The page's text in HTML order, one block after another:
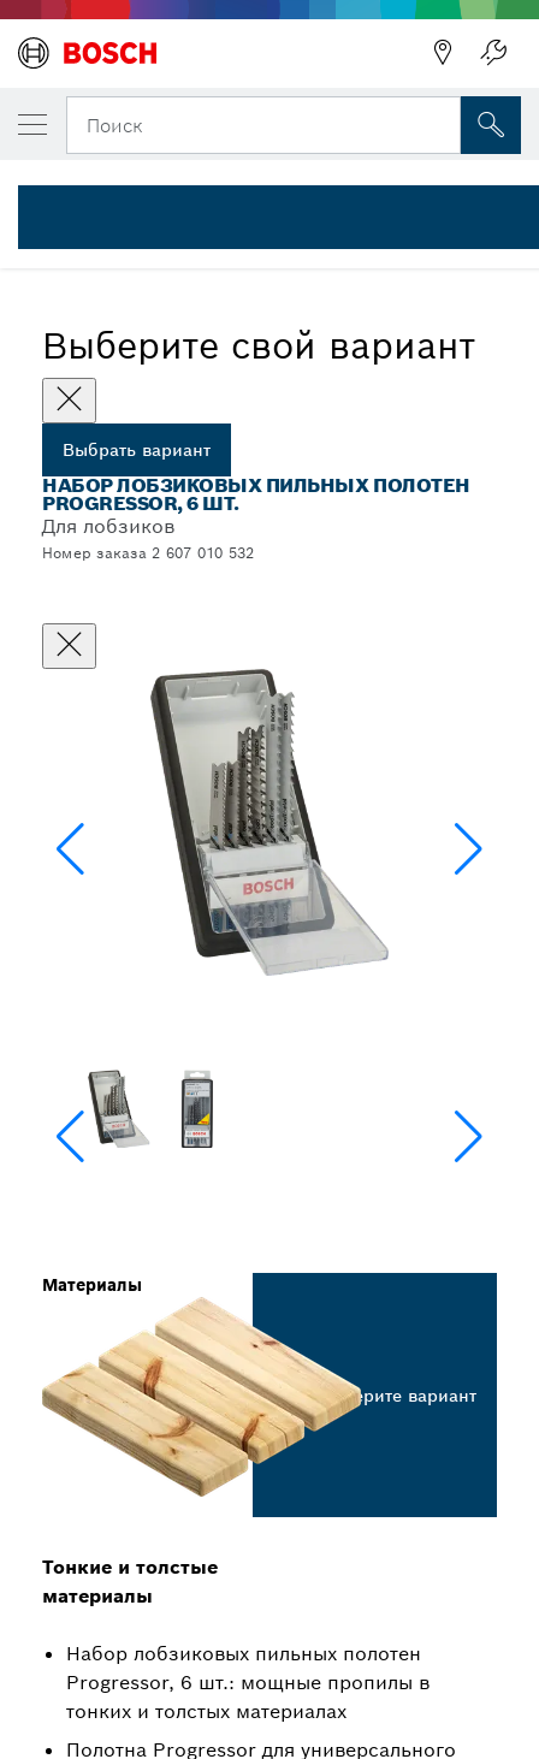
Поиск
...
Наборы из 6 лобзиковых пилок Progressor с U-образным
Выберите свой вариант
Выбрать вариант
НАБОР ЛОБЗИКОВЫХ ПИЛЬНЫХ ПОЛОТЕН
PROGRESSOR, 6 ШТ.
Для лобзиков
Номер заказа 2 607 010 532
Тонкие и толстые
материалы
Набор лобзиковых пильных полотен
Progressor, 6 шт.: мощные пропилы в
тонких и толстых материалах
Полотна Progressor для универсального
Материалы
Выберите вариант
ВЫБРАННЫЙ ВАРИАНТ
Набор из 6 лобзиковых пилок
2 607 010 532